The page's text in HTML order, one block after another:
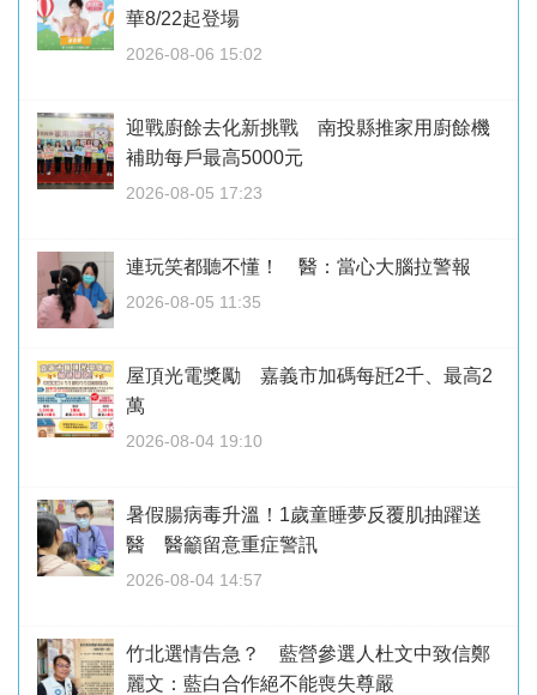
華8/22起登場
2026-08-06 15:02
迎戰廚餘去化新挑戰 南投縣推家用廚餘機
補助每戶最高5000元
2026-08-05 17:23
連玩笑都聽不懂！ 醫：當心大腦拉警報
2026-08-05 11:35
屋頂光電獎勵 嘉義市加碼每瓩2千、最高2
萬
2026-08-04 19:10
暑假腸病毒升溫！1歲童睡夢反覆肌抽躍送
醫 醫籲留意重症警訊
2026-08-04 14:57
竹北選情告急？ 藍營參選人杜文中致信鄭
麗文：藍白合作絕不能喪失尊嚴